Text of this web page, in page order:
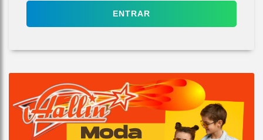
ENTRAR